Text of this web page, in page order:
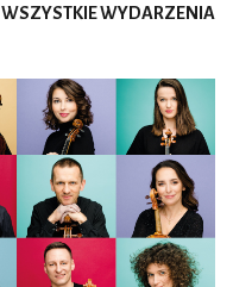
WSZYSTKIE WYDARZENIA